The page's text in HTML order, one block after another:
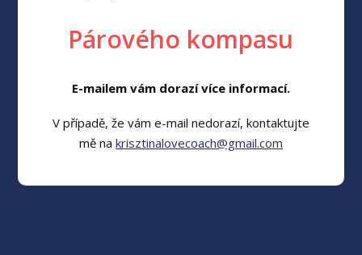
Párového kompasu
E-mailem vám dorazí více informací.
V případě, že vám e-mail nedorazí, kontaktujte
mě na krisztinalovecoach@gmail.com